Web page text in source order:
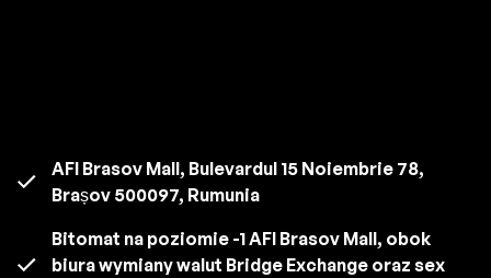
AFI Brasov Mall, Bulevardul 15 Noiembrie 78,
Brașov 500097, Rumunia
Bitomat na poziomie -1 AFI Brasov Mall, obok
biura wymiany walut Bridge Exchange oraz sex